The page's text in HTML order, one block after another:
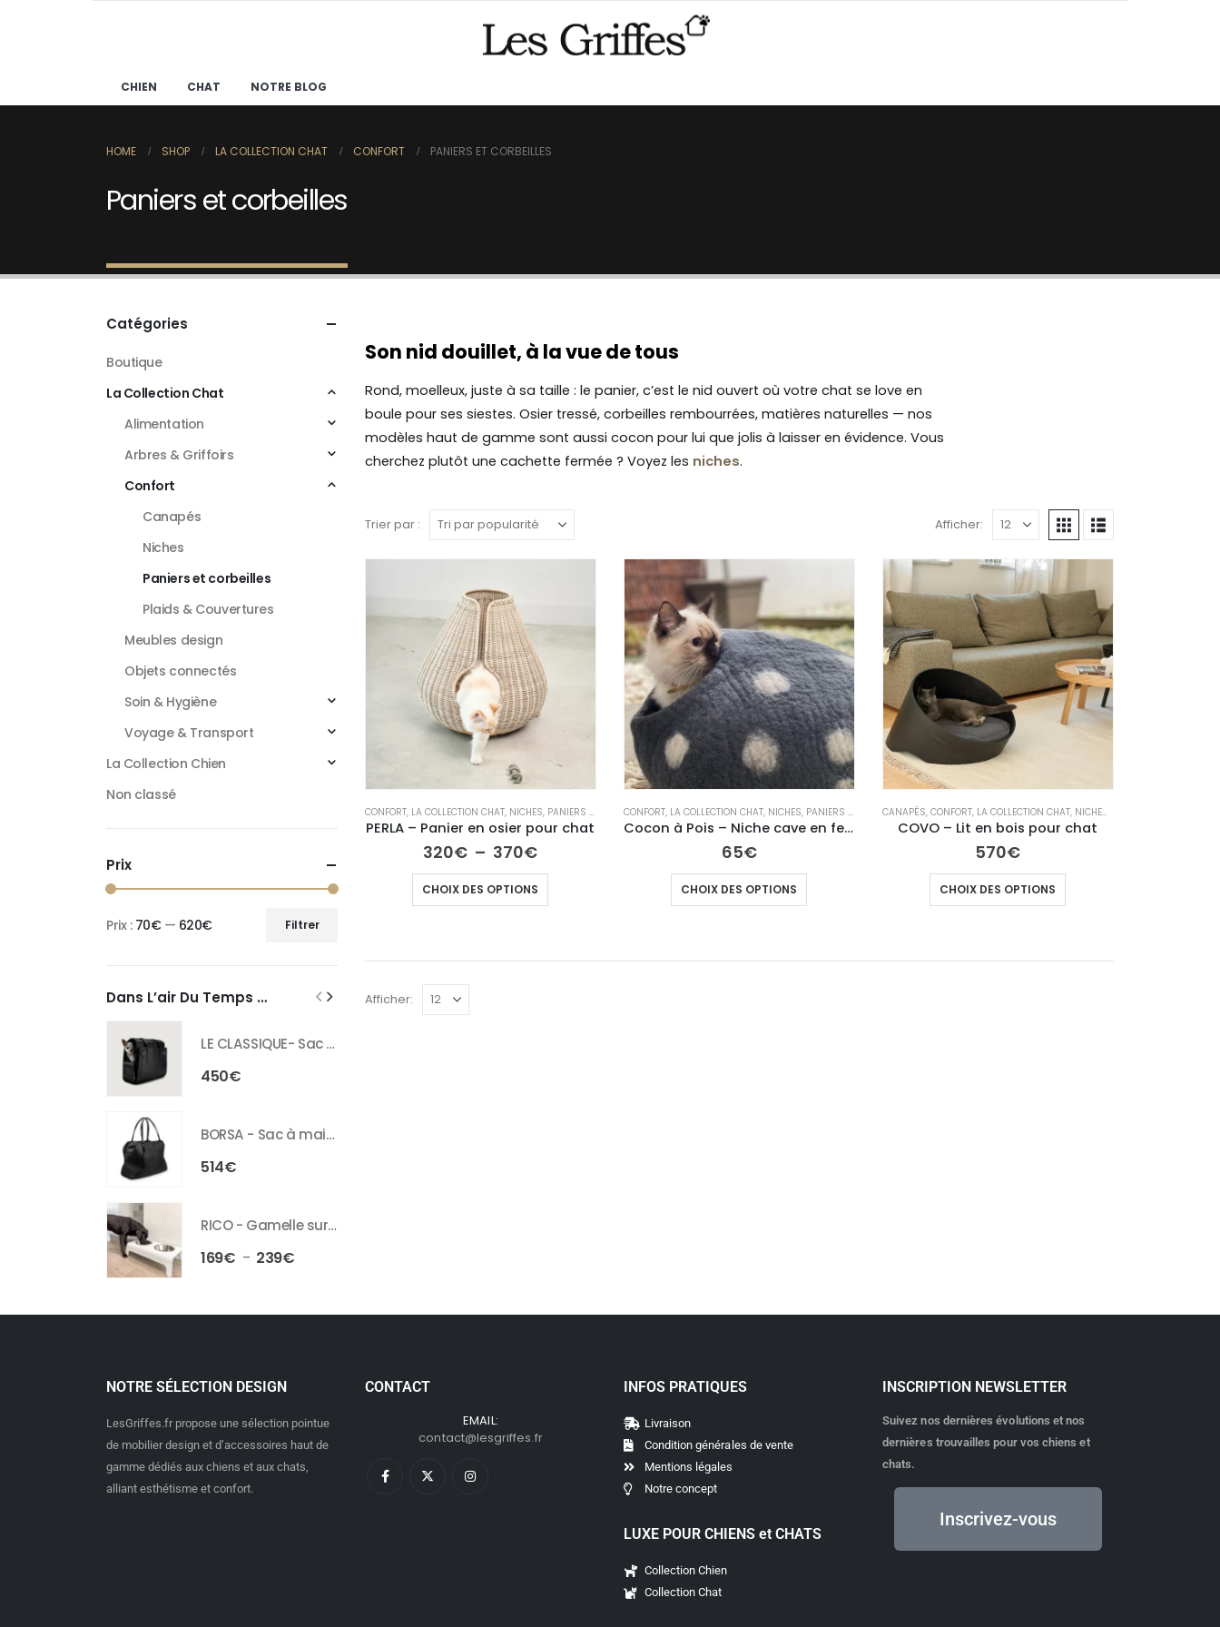
CHIEN CHAT NOTRE BLOG
HOME SHOP LA COLLECTION CHAT CONFORT PANIERS ET CORBEILLES
Paniers et corbeilles
Son nid douillet, à la vue de tous
Rond, moelleux, juste à sa taille : le panier, c’est le nid ouvert où votre chat se love en
boule pour ses siestes. Osier tressé, corbeilles rembourrées, matières naturelles — nos
modèles haut de gamme sont aussi cocon pour lui que jolis à laisser en évidence. Vous
cherchez plutôt une cachette fermée ? Voyez les niches.
Trier par : Afficher:
CONFORT, LA COLLECTION CHAT, NICHES, PANIERS ET CORBEILLES
PERLA – Panier en osier pour chat
320€ – 370€
CHOIX DES OPTIONS
CONFORT, LA COLLECTION CHAT, NICHES, PANIERS ET CORBEILLES
Cocon à Pois – Niche cave en feutre
65€
CHOIX DES OPTIONS
CANAPÉS, CONFORT, LA COLLECTION CHAT, NICHES
COVO – Lit en bois pour chat
570€
CHOIX DES OPTIONS
Afficher:
Catégories
Boutique
La Collection Chat
Alimentation
Arbres & Griffoirs
Confort
Canapés
Niches
Paniers et corbeilles
Plaids & Couvertures
Meubles design
Objets connectés
Soin & Hygiène
Voyage & Transport
La Collection Chien
Non classé
Prix
Filtrer
Prix : 70€— 620€
Dans L’air Du Temps …
LE CLASSIQUE- Sac de transport en cuir pour chien
450€
BORSA - Sac à main pour chien en cuir
514€
RICO - Gamelle surélevée pour chien et chat
169€ – 239€
NOTRE SÉLECTION DESIGN
LesGriffes.fr propose une sélection pointue
de mobilier design et d’accessoires haut de
gamme dédiés aux chiens et aux chats,
alliant esthétisme et confort.
CONTACT
EMAIL:
contact@lesgriffes.fr
INFOS PRATIQUES
Livraison
Condition générales de vente
Mentions légales
Notre concept
LUXE POUR CHIENS et CHATS
Collection Chien
Collection Chat
INSCRIPTION NEWSLETTER
Suivez nos dernières évolutions et nos
dernières trouvailles pour vos chiens et
chats.
Inscrivez-vous